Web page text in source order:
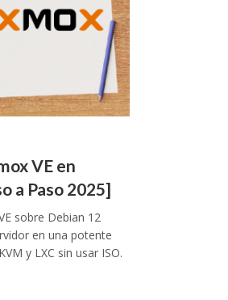
VE en
a Paso 2025]
sobre Debian 12
en una potente
y LXC sin usar ISO.